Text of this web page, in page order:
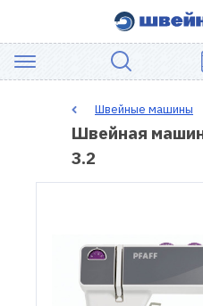
ШВЕЙНОЕ
ОБОРУДОВАНИЕ
ПЭЧВОРКА
Швейные машины
Швейная
3.2